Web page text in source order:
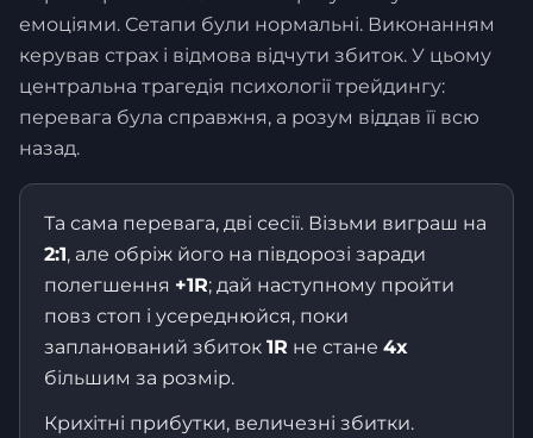
емоціями. Сетапи були нормальні. Виконанням
керував страх і відмова відчути збиток. У цьому
центральна трагедія психології трейдингу:
перевага була справжня, а розум віддав її всю
назад.
Та сама перевага, дві сесії. Візьми виграш на
2:1, але обріж його на півдорозі заради
полегшення +1R; дай наступному пройти
повз стоп і усереднюйся, поки
запланований збиток 1R не стане 4x
більшим за розмір.
Крихітні прибутки, величезні збитки.